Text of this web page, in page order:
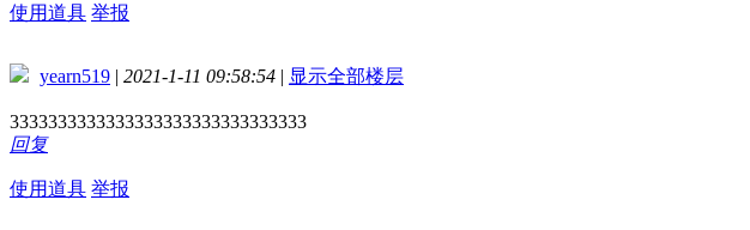
使用道具 举报
yearn519 | 2021-1-11 09:58:54 | 显示全部楼层
3333333333333333333333333333333
回复
使用道具 举报